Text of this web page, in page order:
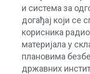
и система за
догађај који се
корисника
материјала у
плановима
државних